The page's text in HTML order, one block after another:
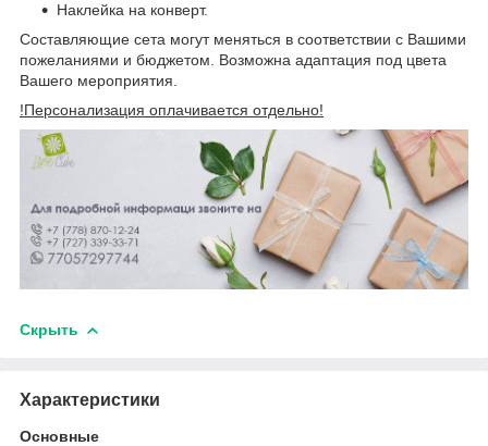
Наклейка на конверт.
Составляющие сета могут меняться в соответствии с Вашими
пожеланиями и бюджетом. Возможна адаптация под цвета
Вашего мероприятия.
!Персонализация оплачивается отдельно!
Скрыть
Характеристики
Основные